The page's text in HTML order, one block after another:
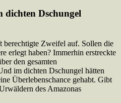
dichten Dschungel
berechtigte Zweifel auf. Sollen die
erlegt haben? Immerhin erstreckte
den gesamten
im dichten Dschungel hätten
Überlebenschance gehabt. Gibt
des Amazonas